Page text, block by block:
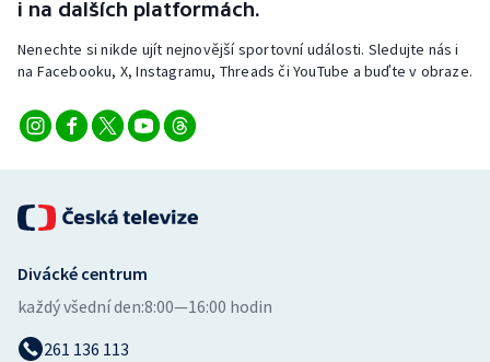
Vodní slalom
Volejbal
i na dalších platformách.
Nenechte si nikde ujít nejnovější sportovní události. Sledujte nás i
na Facebooku, X, Instagramu, Threads či YouTube a buďte v obraze.
Divácké centrum
každý všední den:8:00—16:00 hodin
261 136 113